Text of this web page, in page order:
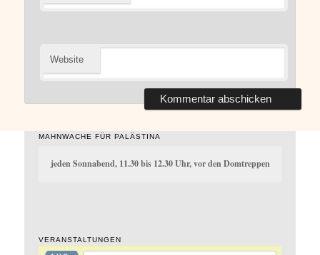
Website
MAHNWACHE FÜR PALÄSTINA
jeden Sonnabend, 11.30 bis 12.30 Uhr, vor den Domtreppen
VERANSTALTUNGEN